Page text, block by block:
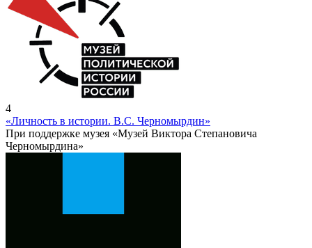
4
«Личность в истории. В.С. Черномырдин»
При поддержке музея «Музей Виктора Степановича
Черномырдина»